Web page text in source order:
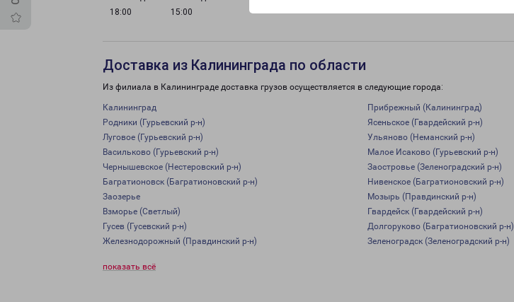
18:00
15:00
Доставка из Калининграда по области
Из филиала в Калининграде доставка грузов осуществляется в следующие города:
Калининград Прибрежный (Калининград)
Родники (Гурьевский р-н)
Ясеньское (Гвардейский р-н)
Луговое (Гурьевский р-н)
Ульяново (Неманский р-н)
Васильково (Гурьевский р-н)
Малое Исаково (Гурьевский р-н)
Чернышевское (Нестеровский р-н)
Заостровье (Зеленоградский р-н)
Багратионовск (Багратионовский р-н)
Нивенское (Багратионовский р-н)
Заозерье
Мозырь (Правдинский р-н)
Взморье (Светлый)
Гвардейск (Гвардейский р-н)
Гусев (Гусевский р-н)
Долгоруково (Багратионовский р-н)
Железнодорожный (Правдинский р-н)
Зеленоградск (Зеленоградский р-н)
показать всё